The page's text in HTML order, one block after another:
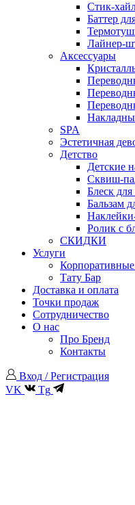
Стик-
Баттер
Лайнер-
Аксессуары
SPA
Эстетичная
Детство
Детские
Сквиш-
Блеск для
Бальзам
Ролик с
СКИДКИ
Услуги
Корпоративные
Тату Бар
Доставка и оплата
Точки продаж
Сотрудничество
О нас
Про Бренд
Контакты
Вход / Регистрация
VK
Tg